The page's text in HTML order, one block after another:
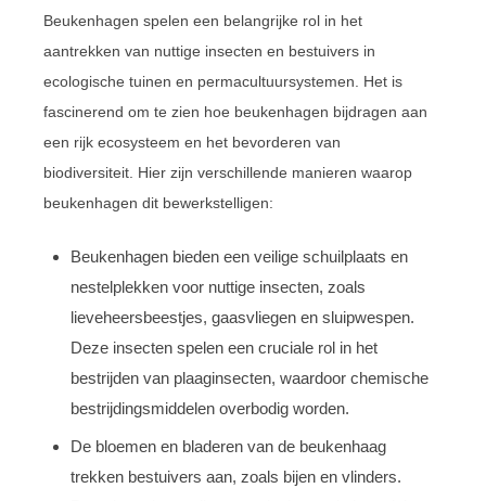
Beukenhagen spelen een belangrijke rol in het
aantrekken van nuttige insecten en bestuivers in
ecologische tuinen en permacultuursystemen. Het is
fascinerend om te zien hoe beukenhagen bijdragen aan
een rijk ecosysteem en het bevorderen van
biodiversiteit. Hier zijn verschillende manieren waarop
beukenhagen dit bewerkstelligen:
Beukenhagen bieden een veilige schuilplaats en
nestelplekken voor nuttige insecten, zoals
lieveheersbeestjes, gaasvliegen en sluipwespen.
Deze insecten spelen een cruciale rol in het
bestrijden van plaaginsecten, waardoor chemische
bestrijdingsmiddelen overbodig worden.
De bloemen en bladeren van de beukenhaag
trekken bestuivers aan, zoals bijen en vlinders.